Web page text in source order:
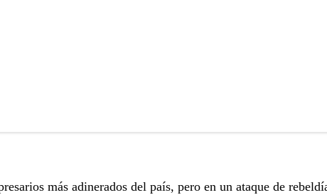
más adinerados del país, pero en un ataque de